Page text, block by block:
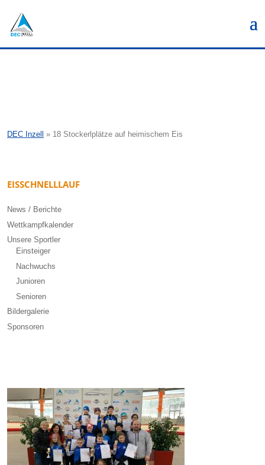
DEC Inzell » 18 Stockerlplätze auf heimischem Eis
EISSCHNELLLAUF
News / Berichte
Wettkampfkalender
Unsere Sportler
Einsteiger
Nachwuchs
Junioren
Senioren
Bildergalerie
Sponsoren